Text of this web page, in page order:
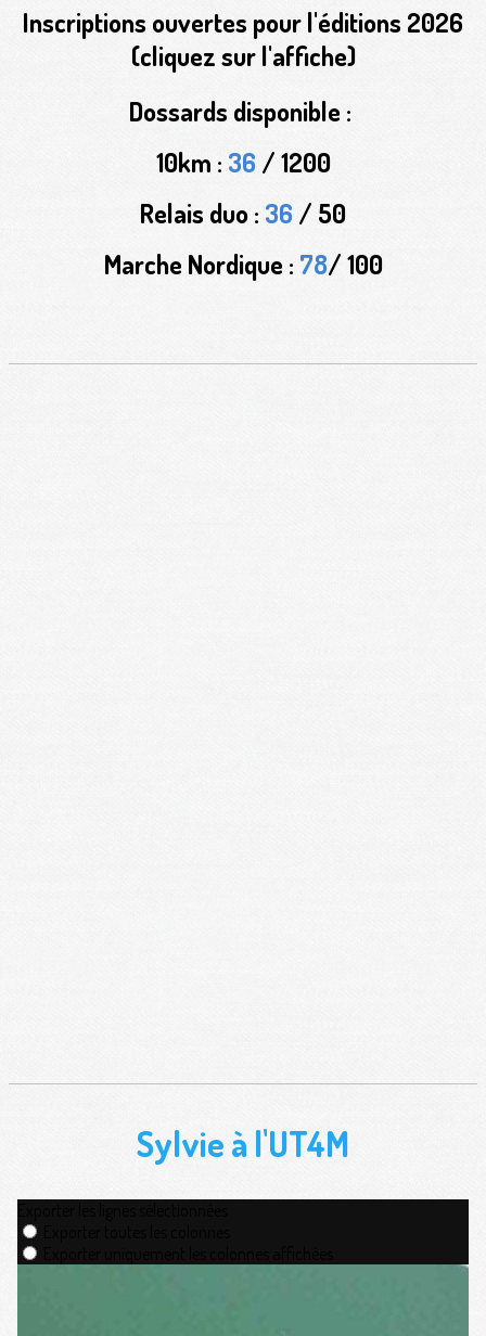
Inscriptions ouvertes pour l'éditions 2026
(cliquez sur l'affiche)
Dossards disponible :
10km : 36 / 1200
Relais duo : 36 / 50
Marche Nordique : 78/ 100
Sylvie à l'UT4M